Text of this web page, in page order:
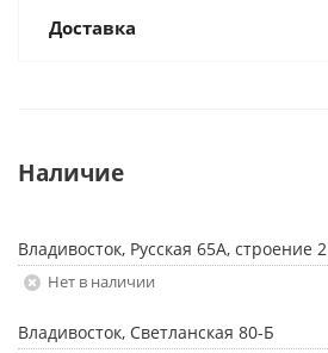
Доставка
Наличие
Владивосток, Русская 65А, строение 2
Нет в наличии
Владивосток, Светланская 80-Б